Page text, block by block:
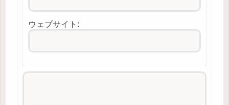
ウェブサイト: